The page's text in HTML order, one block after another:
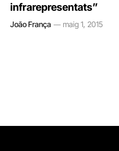
infrarepresentats”
João França maig 1, 2015